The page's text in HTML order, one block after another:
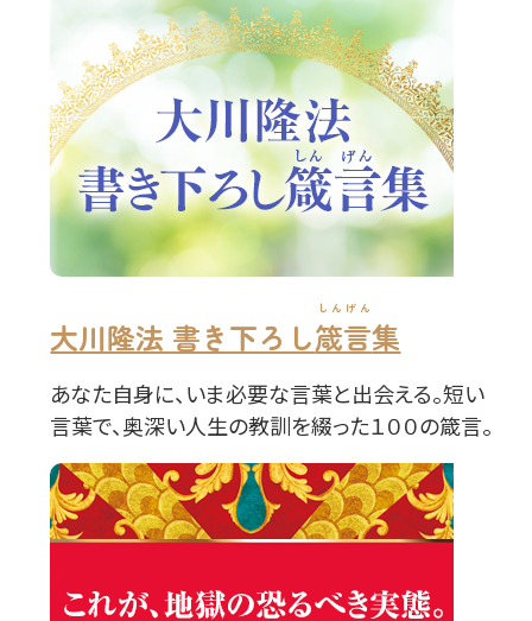
大川隆法 書き下ろし箴言
しんげん
集
あなた自身に、いま必要な言葉と出会える。短い
言葉で、奥深い人生の教訓を綴った１００の箴言。